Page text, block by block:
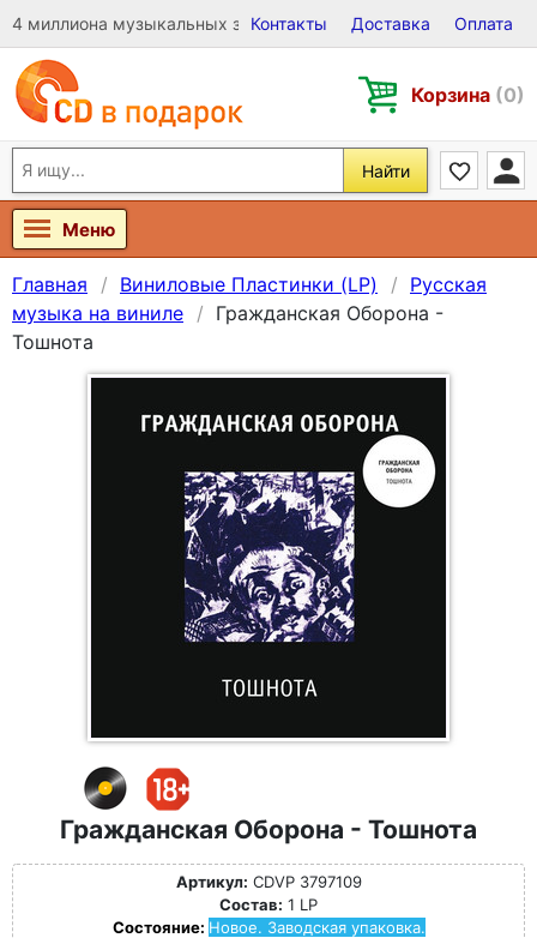
4 миллиона музыкальных записей на Виниле, CD и DVD
Контакты Доставка Оплата
Корзина (0)
Найти
Меню
Главная Виниловые Пластинки (LP)
Русская
музыка на виниле
Гражданская Оборона -
Тошнота
Гражданская Оборона - Тошнота
Артикул: CDVP 3797109
Состав: 1 LP
Состояние: Новое. Заводская упаковка.